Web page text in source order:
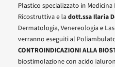
Plastico specializzato in
Ricostruttiva e la dott.ssa Ilaria
Dermatologia, Venereologia e
verranno eseguiti al
CONTROINDICAZIONI ALLA
biostimolazione con acido